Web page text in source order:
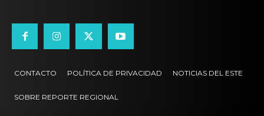
CONTACTO POLÍTICA DE PRIVACIDAD NOTICIAS DEL ESTE
SOBRE REPORTE REGIONAL